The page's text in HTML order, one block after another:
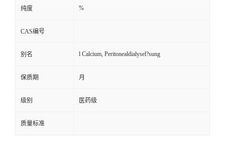
纯度 %
CAS编号
别名 l Calcium, Peritonealdialysel?sung
保质期 月
级别 医药级
质量标准